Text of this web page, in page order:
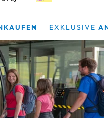
EXKLUSIVE